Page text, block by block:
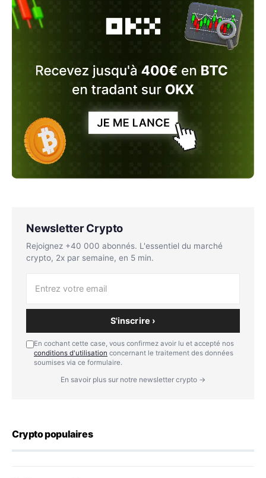
Newsletter Crypto
Rejoignez +40 000 abonnés. L'essentiel du marché
crypto, 2x par semaine, en 5 min.
S'inscrire ›
En cochant cette case, vous confirmez avoir lu et accepté nos
conditions d'utilisation concernant le traitement des données
soumises via ce formulaire.
En savoir plus sur notre newsletter crypto →
Crypto populaires